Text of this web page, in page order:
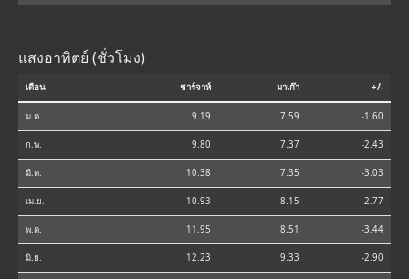
แสงอาทิตย์ (ชั่วโมง)
เดือน ชาร์จาห์ มาเก๊า +/-
ม.ค. 9.19 7.59 -1.60
ก.พ. 9.80 7.37 -2.43
มี.ค. 10.38 7.35 -3.03
เม.ย. 10.93 8.15 -2.77
พ.ค. 11.95 8.51 -3.44
มิ.ย. 12.23 9.33 -2.90